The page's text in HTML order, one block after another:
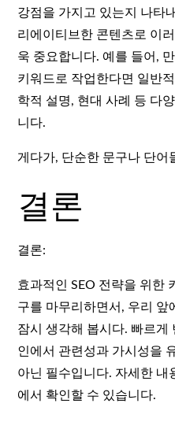
강점을 가지고 있는지 나타
리에이티브한 콘텐츠로 이
욱 중요합니다. 예를 들어,
키워드로 작업한다면 일반
학적 설명, 현대 사례 등 다
니다.
게다가, 단순한 문구나 단어
결론
결론:
효과적인 SEO 전략을 위한
구를 마무리하면서, 우리 앞
잠시 생각해 봅시다. 빠르게
인에서 관련성과 가시성을
아닌 필수입니다. 자세한 내
에서 확인할 수 있습니다.